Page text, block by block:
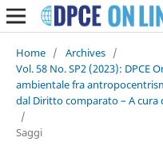
Home / Archives /
Vol. 58 No. SP2 (2023): DPCE
ambientale fra
dal Diritto comparato – A cura
/
Saggi